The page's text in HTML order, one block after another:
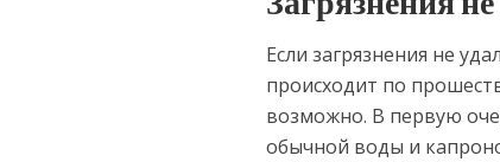
Если загрязнения не
происходит по
возможно. В первую
обычной воды и